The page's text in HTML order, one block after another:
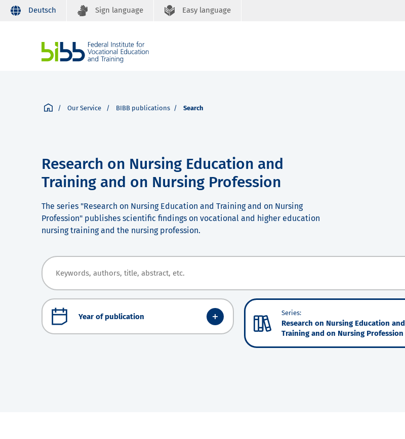
Deutsch Sign language Easy language
Our Service BIBB publications Search
Research on Nursing Education and
Training and on Nursing Profession
The series "Research on Nursing Education and Training and on Nursing
Profession" publishes scientific findings on vocational and higher education
nursing training and the nursing profession.
Year of publication Series:
Research on Nursing Education and
Training and on Nursing Profession